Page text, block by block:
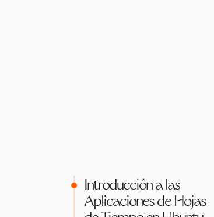
Introducción a las
Aplicaciones de Hojas